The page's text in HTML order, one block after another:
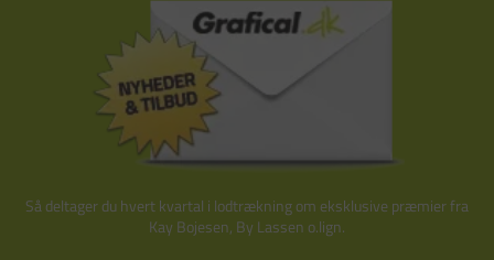
Så deltager du hvert kvartal i lodtrækning om eksklusive præmier fra
Kay Bojesen, By Lassen o.lign.